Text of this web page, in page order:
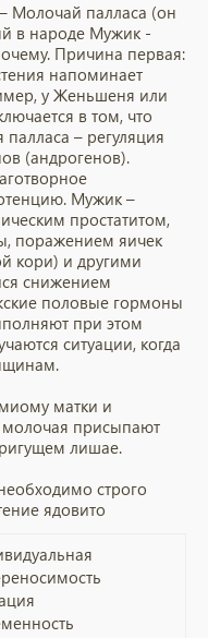
Молочай палласа (он
в народе Мужик -
Причина первая:
напоминает
у Женьшеня или
в том, что
– регуляция
(андрогенов).
Мужик –
простатитом,
поражением яичек
кори) и другими
снижением
половые гормоны
при этом
ситуации, когда
матки и
присыпают
лишае.
строго
ядовито